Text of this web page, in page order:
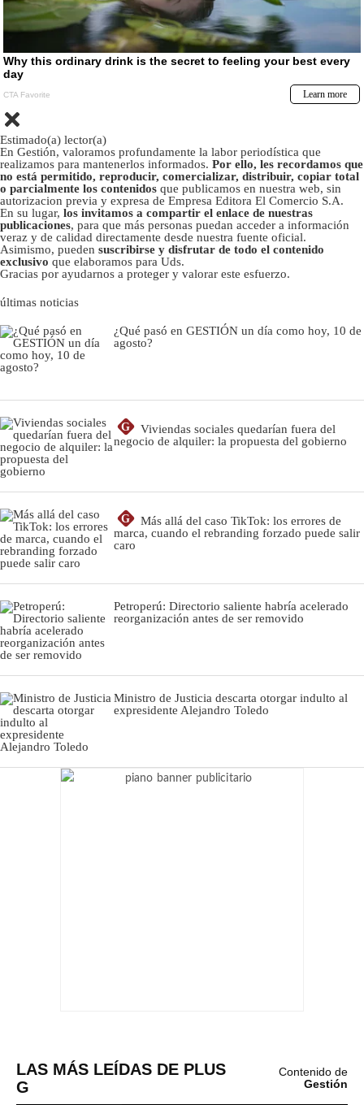
Estimado(a) lector(a)
En Gestión, valoramos profundamente la labor periodística que
realizamos para mantenerlos informados. Por ello, les recordamos que
no está permitido, reproducir, comercializar, distribuir, copiar total
o parcialmente los contenidos que publicamos en nuestra web, sin
autorizacion previa y expresa de Empresa Editora El Comercio S.A.
En su lugar, los invitamos a compartir el enlace de nuestras
publicaciones, para que más personas puedan acceder a información
veraz y de calidad directamente desde nuestra fuente oficial.
Asimismo, pueden suscribirse y disfrutar de todo el contenido
exclusivo que elaboramos para Uds.
Gracias por ayudarnos a proteger y valorar este esfuerzo.
últimas noticias
¿Qué pasó en GESTIÓN un día como hoy, 10 de
agosto?
G
Viviendas sociales quedarían fuera del
negocio de alquiler: la propuesta del gobierno
G
Más allá del caso TikTok: los errores de
marca, cuando el rebranding forzado puede salir
caro
Petroperú: Directorio saliente habría acelerado
reorganización antes de ser removido
Ministro de Justicia descarta otorgar indulto al
expresidente Alejandro Toledo
LAS MÁS LEÍDAS DE PLUS
G
Contenido de
Gestión